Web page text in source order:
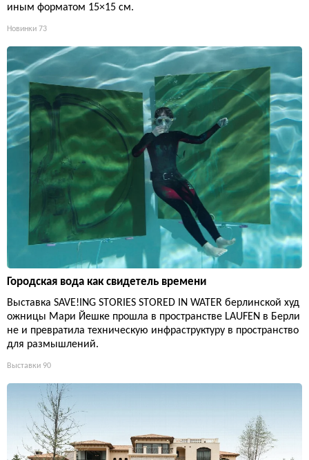
иным форматом 15×15 см.
Новинки 73
Городская вода как свидетель времени
Выставка SAVE!ING STORIES STORED IN WATER берлинской худ
ожницы Мари Йешке прошла в пространстве LAUFEN в Берли
не и превратила техническую инфраструктуру в пространство
для размышлений.
Выставки 90